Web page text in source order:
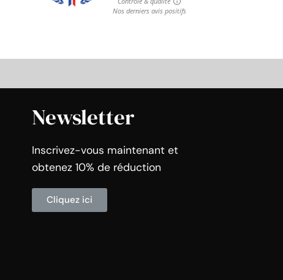
Newsletter
Inscrivez-vous maintenant et
obtenez 10% de réduction
Cliquez ici